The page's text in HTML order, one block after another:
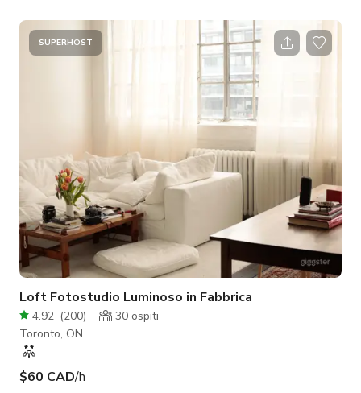
e la produttività fornendo gli strumenti necessari per essere
efficiente ed efficace. Pop-up/lancio
brand/social/gallerie/spazio attivazione include: Cucina.
Spogliatoio. Proiettore. Sistema audio Sonos. Ingresso privato.
SUPERHOST
Loft Fotostudio Luminoso in Fabbrica
4.92 (200) 30 ospiti
Toronto, ON
$60 CAD/h